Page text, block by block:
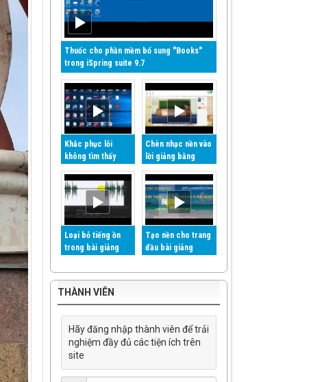
Thuốc cho phần mềm bổ sung "Books"
trong iSpring suite 9.7
Khắc phục lỗi
không tìm thấy
kịch bản iSpring
suite 8 và Violet
Chèn nhạc nền vào
lời giảng bằng
phần mềm Adobe
Audition CC
Loại bỏ tiếng ồn
trong bài giảng
phần mềm Adobe
Audition
Tạo nền cho trang
đầu bài giảng
THÀNH VIÊN
Hãy đăng nhập thành viên để trải
nghiệm đầy đủ các tiện ích trên
site